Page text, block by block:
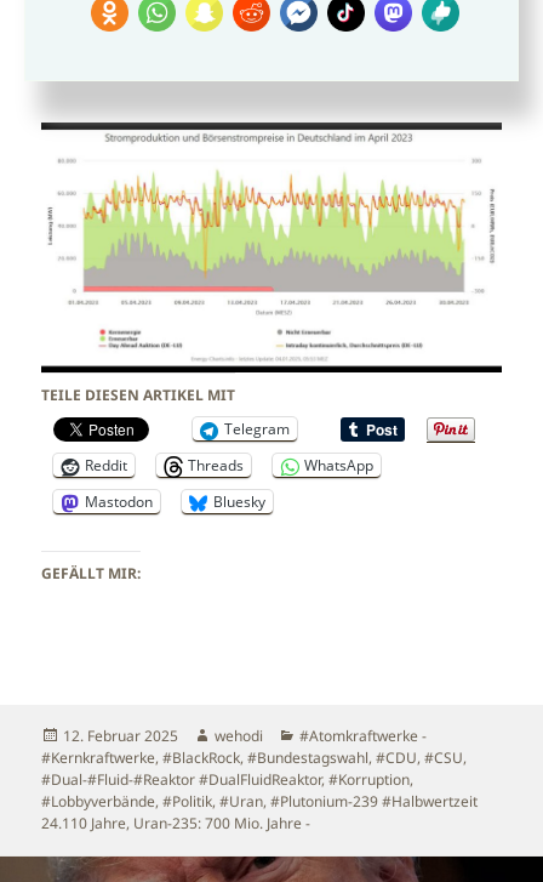
hatte keine sichtbaren Auswirkungen
TEILE DIESEN ARTIKEL MIT
Telegram
Reddit
Threads
WhatsApp
Mastodon
Bluesky
GEFÄLLT MIR:
Veröffentlicht
am
12. Februar 2025 Autor
wehodi Kategorien
#Atomkraftwerke -
#Kernkraftwerke,#BlackRock,#Bundestagswahl,#CDU,#CSU,
#Dual-#Fluid-#Reaktor #DualFluidReaktor,#Korruption,
#Lobbyverbände,#Politik,#Uran, #Plutonium-239 #Halbwertzeit
24.110 Jahre, Uran-235: 700 Mio. Jahre -